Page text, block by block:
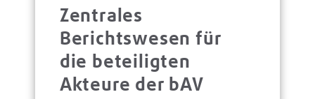
Zentrales
Berichtswesen für
die beteiligten
Akteure der bAV